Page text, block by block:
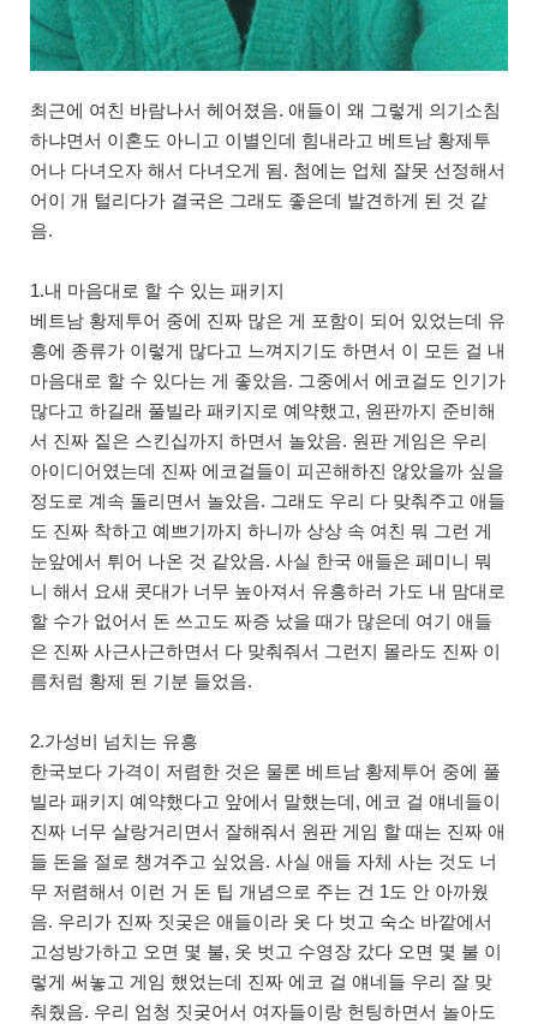
최근에 여친 바람나서 헤어졌음. 애들이 왜 그렇게 의기소침
하냐면서 이혼도 아니고 이별인데 힘내라고 베트남 황제투
어나 다녀오자 해서 다녀오게 됨. 첨에는 업체 잘못 선정해서
어이 개 털리다가 결국은 그래도 좋은데 발견하게 된 것 같
음.
1.내 마음대로 할 수 있는 패키지
베트남 황제투어 중에 진짜 많은 게 포함이 되어 있었는데 유
흥에 종류가 이렇게 많다고 느껴지기도 하면서 이 모든 걸 내
마음대로 할 수 있다는 게 좋았음. 그중에서 에코걸도 인기가
많다고 하길래 풀빌라 패키지로 예약했고, 원판까지 준비해
서 진짜 짙은 스킨십까지 하면서 놀았음. 원판 게임은 우리
아이디어였는데 진짜 에코걸들이 피곤해하진 않았을까 싶을
정도로 계속 돌리면서 놀았음. 그래도 우리 다 맞춰주고 애들
도 진짜 착하고 예쁘기까지 하니까 상상 속 여친 뭐 그런 게
눈앞에서 튀어 나온 것 같았음. 사실 한국 애들은 페미니 뭐
니 해서 요새 콧대가 너무 높아져서 유흥하러 가도 내 맘대로
할 수가 없어서 돈 쓰고도 짜증 났을 때가 많은데 여기 애들
은 진짜 사근사근하면서 다 맞춰줘서 그런지 몰라도 진짜 이
름처럼 황제 된 기분 들었음.
2.가성비 넘치는 유흥
한국보다 가격이 저렴한 것은 물론 베트남 황제투어 중에 풀
빌라 패키지 예약했다고 앞에서 말했는데, 에코 걸 얘네들이
진짜 너무 살랑거리면서 잘해줘서 원판 게임 할 때는 진짜 애
들 돈을 절로 챙겨주고 싶었음. 사실 애들 자체 사는 것도 너
무 저렴해서 이런 거 돈 팁 개념으로 주는 건 1도 안 아까웠
음. 우리가 진짜 짓궂은 애들이라 옷 다 벗고 숙소 바깥에서
고성방가하고 오면 몇 불, 옷 벗고 수영장 갔다 오면 몇 불 이
렇게 써놓고 게임 했었는데 진짜 에코 걸 얘네들 우리 잘 맞
춰줬음. 우리 엄청 짓궂어서 여자들이랑 헌팅하면서 놀아도